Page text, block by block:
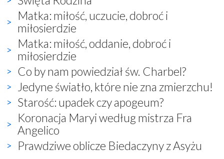
Matka: miłość, uczucie, dobroć i
miłosierdzie
Matka: miłość, oddanie, dobroć i
miłosierdzie
Co by nam powiedział św. Charbel?
Jedyne światło, które nie zna zmierzchu!
Starość: upadek czy apogeum?
Koronacja Maryi według mistrza Fra
Angelico
Prawdziwe oblicze Biedaczyny z Asyżu